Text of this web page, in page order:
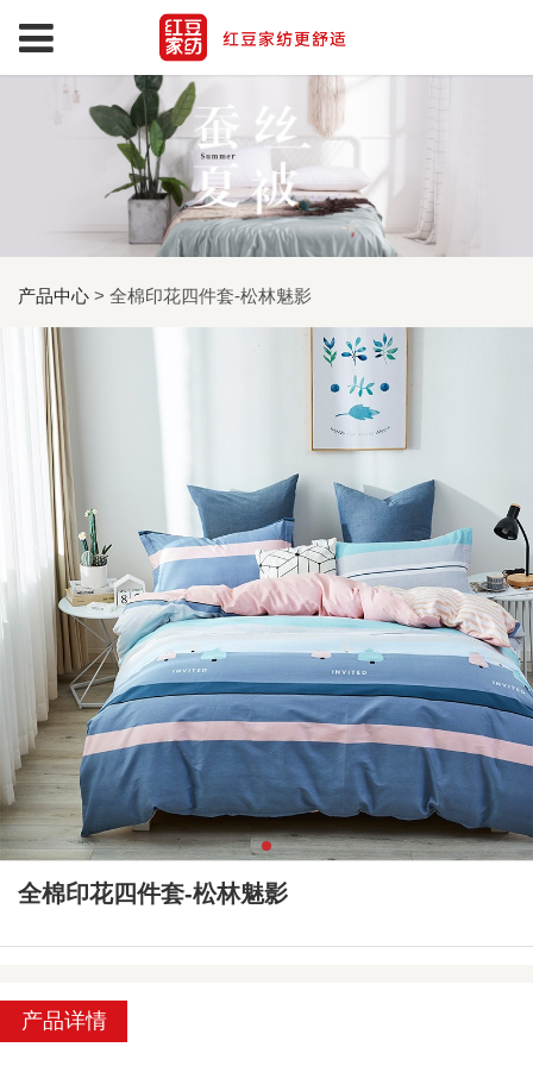
产品中心 >全棉印花四件套-松林魅影
全棉印花四件套-松林魅影
产品详情